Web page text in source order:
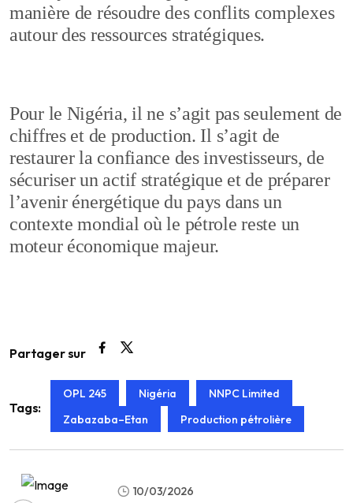
manière de résoudre des conflits complexes
autour des ressources stratégiques.
Pour le Nigéria, il ne s’agit pas seulement de
chiffres et de production. Il s’agit de
restaurer la confiance des investisseurs, de
sécuriser un actif stratégique et de préparer
l’avenir énergétique du pays dans un
contexte mondial où le pétrole reste un
moteur économique majeur.
Partager sur
Tags:
OPL 245 Nigéria
NNPC Limited
Zabazaba–Etan
Production pétrolière
10/03/2026